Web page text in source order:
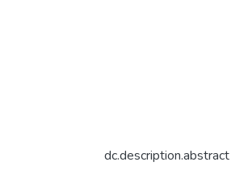
dc.description.abstract